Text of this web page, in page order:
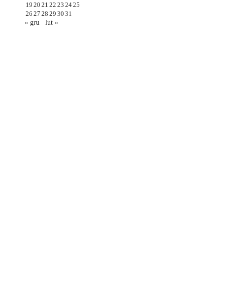
19 20 21 22 23 2425
26 27 28 29 30 31
« gru
lut »